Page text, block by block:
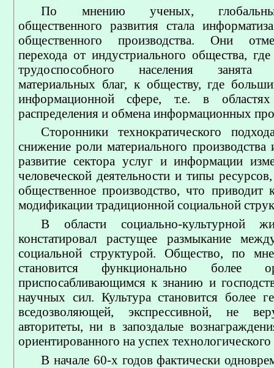
По мнению ученых,
общественного развития стала
общественного производства. Они
перехода от индустриального общества,
трудоспособного населения занята
материальных благ, к обществу, где
информационной сфере, т.е. в областях
распределения и обмена информационных
Сторонники технократического
снижение роли материального
развитие сектора услуг и информации
человеческой деятельности и типы
общественное производство, что приводит
модификации традиционной социальной
В области социально-культурной
констатировал растущее размыкание
социальной структурой. Общество, по
становится функционально более
приспосабливающимся к знанию и
научных сил. Культура становится более
вседозволяющей, экспрессивной, не
авторитеты, ни в запоздалые
ориентированного на успех
В начале 60-х годов фактически